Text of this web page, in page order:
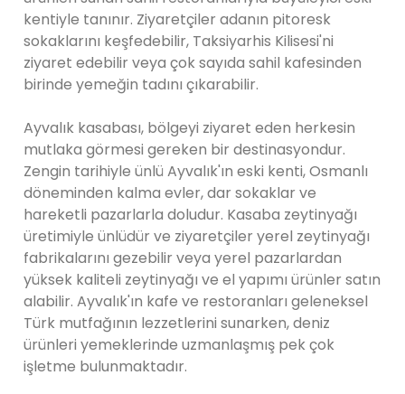
kentiyle tanınır. Ziyaretçiler adanın pitoresk
sokaklarını keşfedebilir, Taksiyarhis Kilisesi'ni
ziyaret edebilir veya çok sayıda sahil kafesinden
birinde yemeğin tadını çıkarabilir.
Ayvalık kasabası, bölgeyi ziyaret eden herkesin
mutlaka görmesi gereken bir destinasyondur.
Zengin tarihiyle ünlü Ayvalık'ın eski kenti, Osmanlı
döneminden kalma evler, dar sokaklar ve
hareketli pazarlarla doludur. Kasaba zeytinyağı
üretimiyle ünlüdür ve ziyaretçiler yerel zeytinyağı
fabrikalarını gezebilir veya yerel pazarlardan
yüksek kaliteli zeytinyağı ve el yapımı ürünler satın
alabilir. Ayvalık'ın kafe ve restoranları geleneksel
Türk mutfağının lezzetlerini sunarken, deniz
ürünleri yemeklerinde uzmanlaşmış pek çok
işletme bulunmaktadır.